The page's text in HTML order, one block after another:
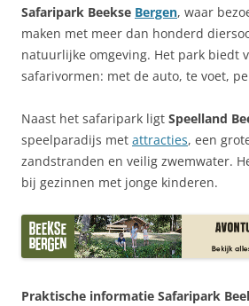
Safaripark Beekse Bergen, waar
maken met meer dan honderd
natuurlijke omgeving. Het park biedt
safarivormen: met de auto, te voet,
Naast het safaripark ligt Speelland
speelparadijs met attracties, een
zandstranden en veilig zwemwater.
bij gezinnen met jonge kinderen.
Praktische informatie Safaripark